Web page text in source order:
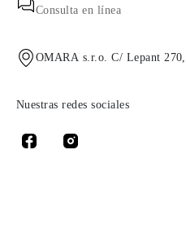
Consulta en línea
OMARA s.r.o. C/ Lepant
Nuestras redes sociales